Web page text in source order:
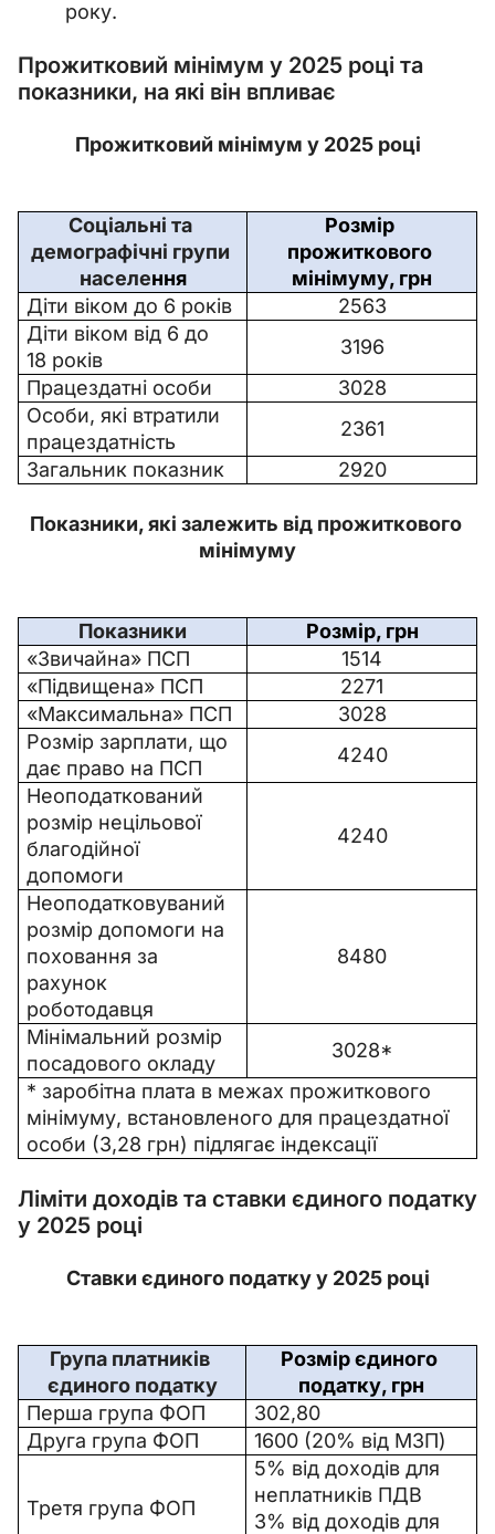
року.
Прожитковий мінімум у 2025 році та
показники, на які він впливає
Прожитковий мінімум у 2025 році
Соціальні та
демографічні групи
населення
Розмір
прожиткового
мінімуму, грн
Діти віком до 6 років
2563
Діти віком від 6 до
18 років
3196
Працездатні особи
3028
Особи, які втратили
працездатність
2361
Загальник показник
2920
Показники, які залежить від прожиткового
мінімуму
Показники
Розмір, грн
«Звичайна» ПСП
1514
«Підвищена» ПСП
2271
«Максимальна» ПСП
3028
Розмір зарплати, що
дає право на ПСП
4240
Неоподаткований
розмір нецільової
благодійної
допомоги
4240
Неоподатковуваний
розмір допомоги на
поховання за
рахунок
роботодавця
8480
Мінімальний розмір
посадового окладу
3028*
* заробітна плата в межах прожиткового
мінімуму, встановленого для працездатної
особи (3,28 грн) підлягає індексації
Ліміти доходів та ставки єдиного податку
у 2025 році
Ставки єдиного податку у 2025 році
Група платників
єдиного податку
Розмір єдиного
податку, грн
Перша група ФОП
302,80
Друга група ФОП
1600 (20% від МЗП)
Третя група ФОП
5% від доходів для
неплатників ПДВ
3% від доходів для